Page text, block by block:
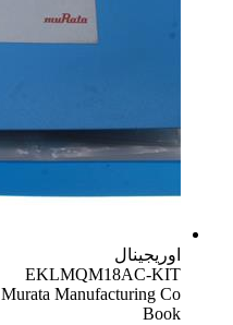
اوریجینال
EKLMQM18AC-KIT
Murata Manufacturing Co
Book